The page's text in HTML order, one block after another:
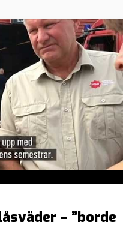
– ”borde